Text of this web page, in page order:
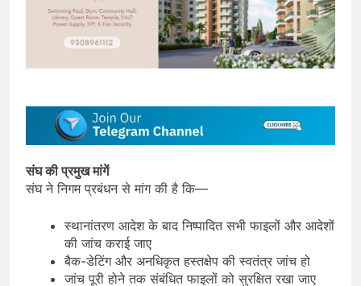
संघ की प्रमुख मांगें
संघ ने निगम प्रबंधन से मांग की है कि—
स्थानांतरण आदेश के बाद निष्पादित सभी फाइलों और आदेशों
की जांच कराई जाए
बैक-डेटिंग और अनधिकृत हस्तक्षेप की स्वतंत्र जांच हो
जांच पूरी होने तक संबंधित फाइलों को सुरक्षित रखा जाए